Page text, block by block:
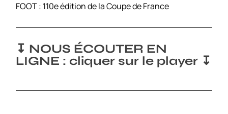
FOOT : 110e édition de la Coupe de France
↧ NOUS ÉCOUTER EN
LIGNE : cliquer sur le player ↧